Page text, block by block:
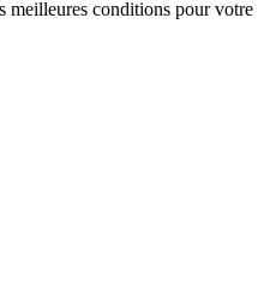
meilleures conditions pour votre